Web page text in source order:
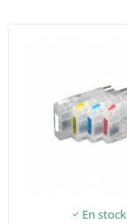
En stock